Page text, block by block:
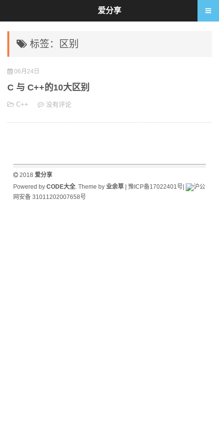
标签：区别
06月24日
C 与 C++的10大区别
C++ 没有评论
2018 爱分享
Powered by CODE大全. Theme by 业余草| 豫ICP备17022401号|
沪公
网安备 31011202007658号
爱分享